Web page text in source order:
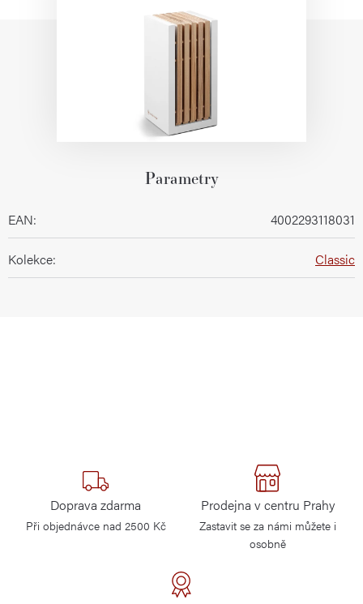
Parametry
EAN: 4002293118031
Kolekce: Classic
Doprava zdarma
Při objednávce nad 2500 Kč
Prodejna v centru Prahy
Zastavit se za námi můžete i
osobně